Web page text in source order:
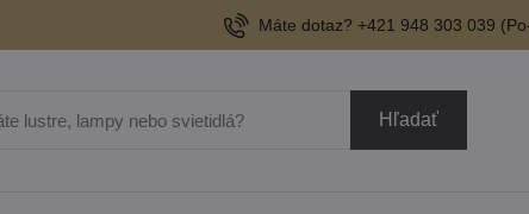
Máte dotaz? +421 948 303 039
Hľadať